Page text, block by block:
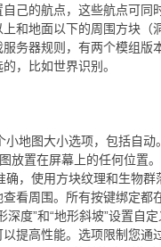
己的航点，这些航点可
和地面以下的周围方块（
务器规则，有两个模组
，比如世界识别。
changelogs](https://chocolateminecraft.com/update.php?mod_id=0)展开版本: 25.2.12_NeoForge_1.21.8支持游戏: 1.21.8类型:NeoForgeRelease下载次数: 19,07025.2.12Xaeros_Minimap_25.2.12_Forge_1.21.8.jar下载25.2.12_Forge_1.21.8#Release[Read changelogs](https://chocolateminecraft.com/update.php?mod_id=0)展开版本: 25.2.12_Forge_1.21.8支持游戏: 1.21.8类型:ForgeRelease下载次数: 19,25825.2.11Xaeros_Minimap_25.2.11_Fabric_1.21.8.jar下载25.2.11_Fabric_1.21.8#Release[Read changelogs](https://chocolateminecraft.com/update.php?mod_id=0)展开版本: 25.2.11_Fabric_1.21.8支持游戏: 1.21.8类型:FabricQuiltRelease下载次数: 43,35725.2.11Xaeros_Minimap_25.2.11_NeoForge_1.21.8.jar下载25.2.11_NeoForge_1.21.8#Release[Read changelogs](https://chocolateminecraft.com/update.php?mod_id=0)展开版本: 25.2.11_NeoForge_1.21.8支持游戏: 1.21.8类型:NeoForgeRelease下载次数: 3,69825.2.11Xaeros_Minimap_25.2.11_Forge_1.21.8.jar下载25.2.11_Forge_1.21.8#Release[Read changelogs](https://chocolateminecraft.com/update.php?mod_id=0)展开版本: 25.2.11_Forge_1.21.8支持游戏: 1.21.8类型:ForgeRelease下载次数: 3,88225.2.10Xaeros_Minimap_25.2.10_Fabric_1.21.5.jar下载25.2.10_Fabric_1.21.5#Release[Read changelogs](https://chocolateminecraft.com/update.php?mod_id=0)展开版本: 25.2.10_Fabric_1.21.5支持游戏: 1.21.5类型:FabricQuiltRelease下载次数: 108,02625.2.10Xaeros_Minimap_25.2.10_Forge_1.21.5.jar下载25.2.10_Forge_1.21.5#Release[Read changelogs](https://chocolateminecraft.com/update.php?mod_id=0)展开版本: 25.2.10_Forge_1.21.5支持游戏: 1.21.5类型:ForgeRelease下载次数: 6,29025.2.10Xaeros_Minimap_25.2.10_NeoForge_1.21.5.jar下载25.2.10_NeoForge_1.21.5#Release[Read changelogs](https://chocolateminecraft.com/update.php?mod_id=0)展开版本: 25.2.10_NeoForge_1.21.5支持游戏: 1.21.5类型:NeoForgeRelease下载次数: 5,06725.2.10Xaeros_Minimap_25.2.10_Fabric_1.21.4.jar下载25.2.10_Fabric_1.21.4#Release[Read changelogs](https://chocolateminecraft.com/update.php?mod_id=0)展开版